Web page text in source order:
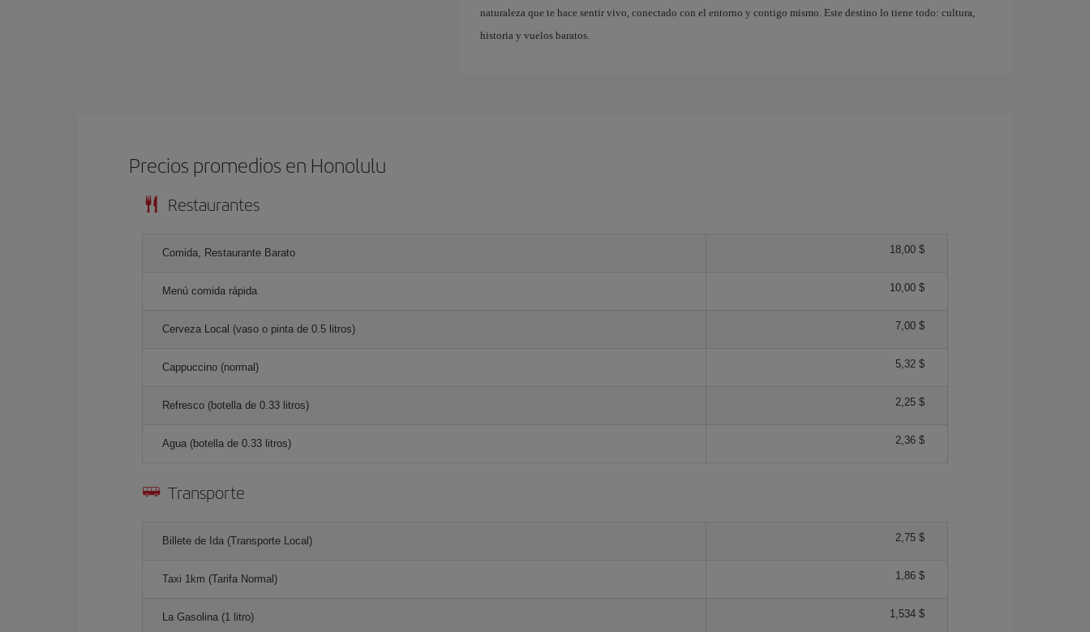
naturaleza que te hace sentir vivo, conectado con el entorno y contigo mismo. Este destino lo tiene todo: cultura,
historia y vuelos baratos.
Precios promedios en Honolulu
Restaurantes
Comida, Restaurante Barato 18,00 $
Menú comida rápida 10,00 $
Cerveza Local (vaso o pinta de 0.5 litros) 7,00 $
Cappuccino (normal) 5,32 $
Refresco (botella de 0.33 litros) 2,25 $
Agua (botella de 0.33 litros) 2,36 $
Transporte
Billete de Ida (Transporte Local) 2,75 $
Taxi 1km (Tarifa Normal) 1,86 $
La Gasolina (1 litro) 1,534 $